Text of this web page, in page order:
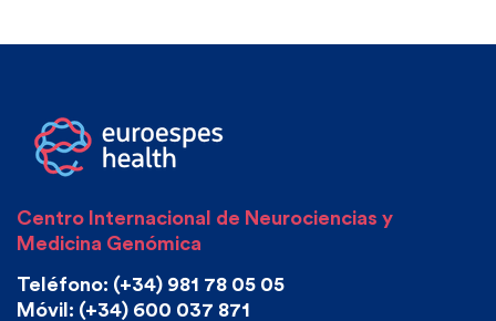
Centro Internacional de Neurociencias y
Medicina Genómica
Teléfono: (+34) 981 78 05 05
Móvil: (+34) 600 037 871